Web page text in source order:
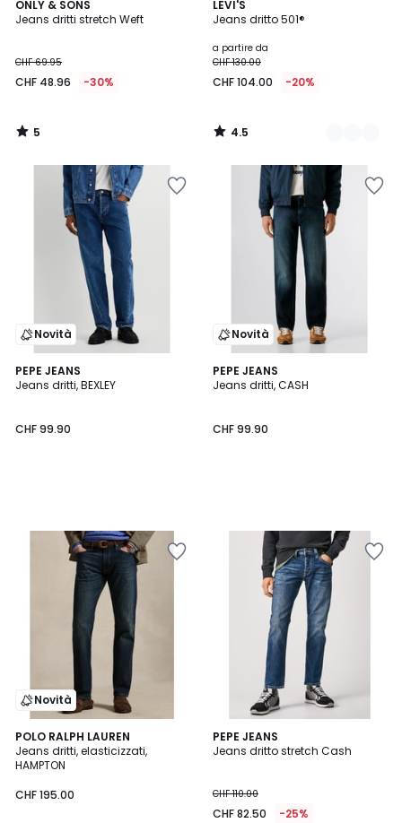
ONLY & SONS
Jeans dritti stretch Weft
CHF 69.95
CHF 48.96 -30%
5
/
5
/
LEVI'S
Jeans dritto 501®
a partire da
CHF 130.00
CHF 104.00 -20%
4.5
/ 5
3
Colori
4.5
/
Novità
PEPE JEANS
Jeans dritti, BEXLEY
CHF 99.90
Novità
PEPE JEANS
Jeans dritti, CASH
CHF 99.90
Novità
POLO RALPH LAUREN
Jeans dritti, elasticizzati,
HAMPTON
CHF 195.00
5
/
5
PEPE JEANS
Jeans dritto stretch Cash
CHF 110.00
CHF 82.50 -25%
4.5
/ 5